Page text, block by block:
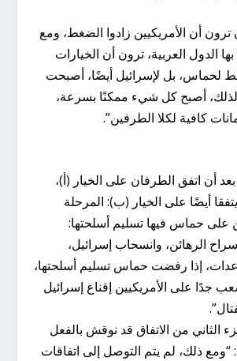
ترون أن الأمريكيين زادوا الضغط، ومع
الدول العربية، ترون أن الخيارات
لحماس، بل لإسرائيل أيضًا، أصبحت
لذلك، أصبح كل شيء ممكنًا بسرعة،
كافية لكلا الطرفين”.
أن اتفق الطرفان على الخيار (أ)،
أيضًا على الخيار (ب): المرحلة
على حماس فيها تسليم أسلحتها:
الرهائن، وانسحاب إسرائيل،
إذا رفضت حماس تسليم أسلحتها،
جدًا على الأمريكيين إقناع إسرائيل
الثاني من الاتفاق قد نوقش بالفعل
“ومع ذلك، لم يتم التوصل إلى اتفاقات